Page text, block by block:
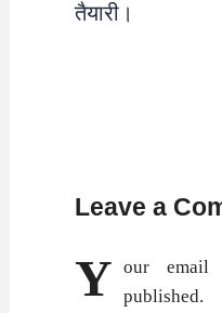
तैयारी।
Leave a
Y our email
published.